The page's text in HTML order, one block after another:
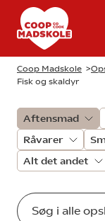
Coop Madskole >
Fisk og skaldyr
Aftensmad
Råvarer
Alt det andet